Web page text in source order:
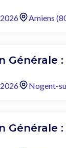
Amiens
Générale
Nogent-
Générale